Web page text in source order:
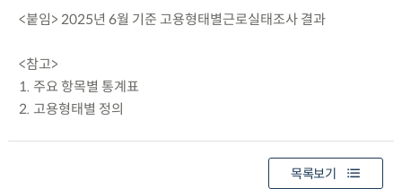
<붙임> 2025년 6월 기준 고용형태별근로실태조사 결과
<참고>
1. 주요 항목별 통계표
2. 고용형태별 정의
목록보기